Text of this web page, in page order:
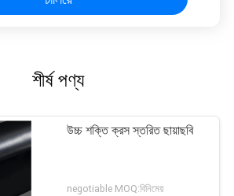
শীর্ষ পণ্য
উচ্চ শক্তি ক্রস স্তরিত ছায়াছবি
negotiable MOQ:বিনিমেয়